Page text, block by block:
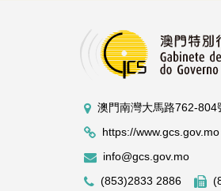
澳門南灣大馬路762-804
https://www.gcs.gov.mo
info@gcs.gov.mo
(853)2833 2886